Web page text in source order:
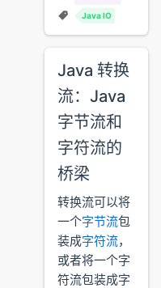
Java IO
Java 转换
流：Java
字节流和
字符流的
桥梁
转换流可以将
一个字节流包
装成字符流，
或者将一个字
符流包装成字